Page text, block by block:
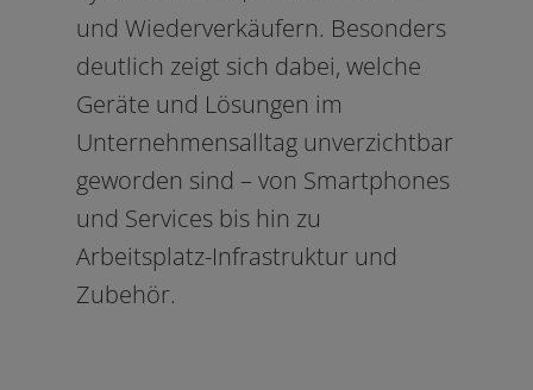
und Wiederverkäufern. Besonders
deut­lich zeigt sich dabei, wel­che
Geräte und Lösungen im
Unternehmensalltag unver­zicht­bar
gewor­den sind – von Smartphones
und Services bis hin zu
Arbeitsplatz-Infrastruktur und
Zubehör.